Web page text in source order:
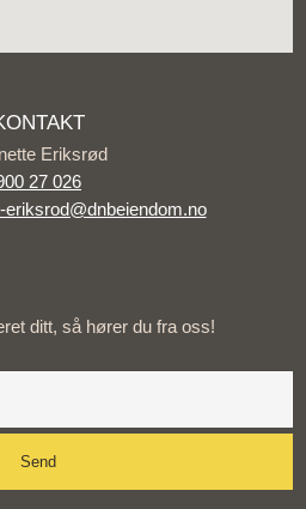
Eriksrød
27 026
eriksrod@dnbeiendom.no
ditt, så hører du fra oss!